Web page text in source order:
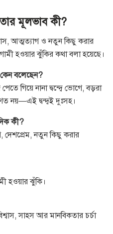
মূলভাব কী?
আত্মত্যাগ ও নতুন কিছু করার
হওয়ার ঝুঁকির কথা বলা হয়েছে।
বলেছেন?
গিয়ে নানা দ্বন্দ্বে ভোগে, বড়রা
নয়—এই দ্বন্দ্বই দুঃসহ।
কী?
দেশপ্রেম, নতুন কিছু করার
হওয়ার ঝুঁকি।
সাহস আর মানবিকতার চর্চা